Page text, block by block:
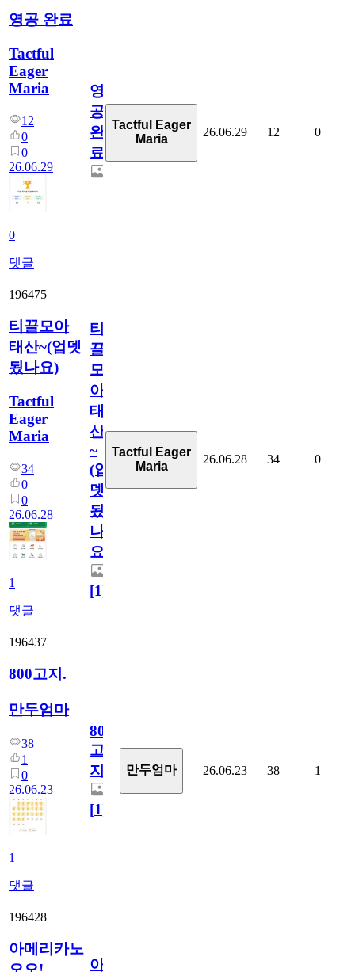
영공 완료
Tactful
Eager
Maria
12
0
0
26.06.29
0
댓글
영
공
완
료
Tactful Eager
Maria
26.06.29 12 0
196475
티끌모아
태산~(업뎃
됬나요)
Tactful
Eager
Maria
34
0
0
26.06.28
1
댓글
티
끌
모
아
태
산
~
(업
뎃
됬
나
요)
[1]
Tactful Eager
Maria
26.06.28 34 0
196437
800고지.
만두엄마
38
1
0
26.06.23
1
댓글
800
고
지.
[1]
만두엄마 26.06.23 38 1
196428
아메리카노
아